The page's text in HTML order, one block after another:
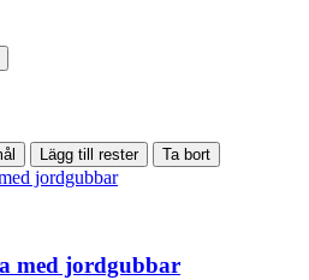
Lägg till rester Ta bort
med jordgubbar